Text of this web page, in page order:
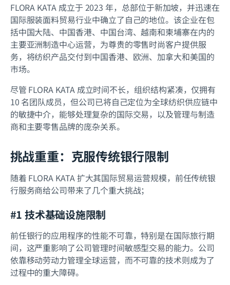
FLORA KATA 成立于 2023 年，总部位于新加坡，并迅速在
国际服装面料贸易行业中确立了自己的地位。该企业在包
括中国大陆、中国香港、中国台湾、越南和柬埔寨在内的
主要亚洲制造中心运营，为尊贵的零售时尚客户提供服
务，将纺织产品交付到中国香港、欧洲、加拿大和美国的
市场。
尽管 FLORA KATA 成立时间不长，组织结构紧凑，仅拥有
10 名团队成员，但公司已将自己定位为全球纺织供应链中
的敏捷中介，能够处理复杂的国际交易，以及管理与制造
商和主要零售品牌的庞杂关系。
挑战重重：克服传统银行限制
随着 FLORA KATA 扩大其国际贸易运营规模，前任传统银
行服务商给公司带来了几个重大挑战；
#1 技术基础设施限制
前任银行的应用程序的性能不可靠，特别是在国际旅行期
间，这严重影响了公司管理时间敏感型交易的能力。公司
依靠移动劳动力管理全球运营，而不可靠的技术则成为了
过程中的重大障碍。